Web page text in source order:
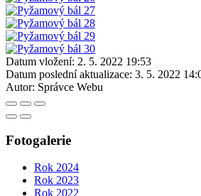
Datum vložení: 2. 5. 2022 19:53
Datum poslední aktualizace: 3. 5. 2022
Autor: Správce Webu
Fotogalerie
Rok 2024
Rok 2023
Rok 2022